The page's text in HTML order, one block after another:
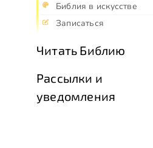
Библия в искусстве
Записаться
Читать Библию
Рассылки и
уведомления